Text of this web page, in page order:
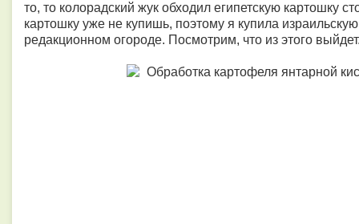
то, то колорадский жук обходил египетскую картошку
картошку уже не купишь, поэтому я купила
редакционном огороде. Посмотрим, что из этого